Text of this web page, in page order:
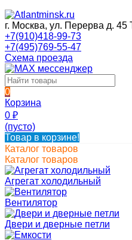
г. Москва, ул. Перерва д.
+7(910)418-99-73
+7(495)769-55-47
Схема проезда
0
Корзина
0 ₽
(пусто)
Товар в корзине!
Каталог товаров
Каталог товаров
Агрегат холодильный
Вентилятор
Двери и дверные петли